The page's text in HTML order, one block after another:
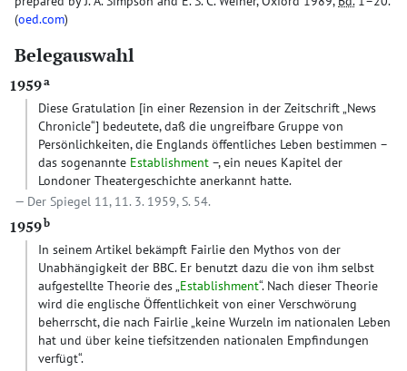
(oed.com)
Belegauswahl
1959a
Diese Gratulation [in einer Rezension in der Zeitschrift „News
Chronicle“] bedeutete, daß die ungreifbare Gruppe von
Persönlichkeiten, die Englands öffentliches Leben bestimmen –
das sogenannte Establishment –, ein neues Kapitel der
Londoner Theatergeschichte anerkannt hatte.
Der Spiegel 11, 11. 3. 1959, S. 54.
1959b
In seinem Artikel bekämpft Fairlie den Mythos von der
Unabhängigkeit der BBC. Er benutzt dazu die von ihm selbst
aufgestellte Theorie des „Establishment“. Nach dieser Theorie
wird die englische Öffentlichkeit von einer Verschwörung
beherrscht, die nach Fairlie „keine Wurzeln im nationalen Leben
hat und über keine tiefsitzenden nationalen Empfindungen
verfügt“.